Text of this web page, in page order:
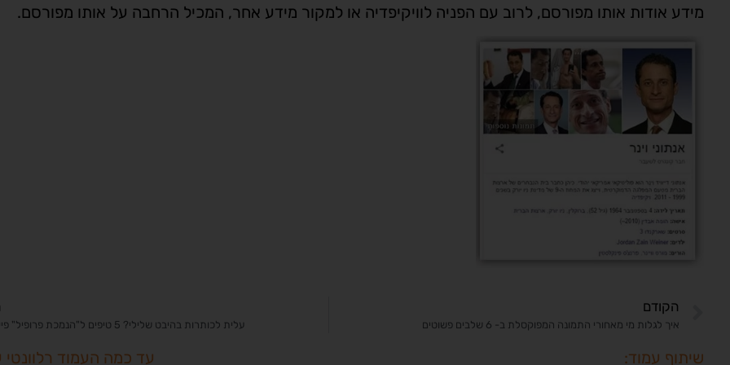
מידע אודות אותו מפורסם, לרוב עם הפניה לוויקיפדיה או למקור מידע אחר, המכיל הרחבה על אותו מפורסם.
הקודם
איך לגלות מי מאחורי התמונה המפוקסלת ב- 6 שלבים פשוטים עלית לכותרות בהיבט שלילי? 5 טיפים ל"הנמכת פרופיל" פייסבוק
שיתוף עמוד: עד כמה העמוד רלוונטי